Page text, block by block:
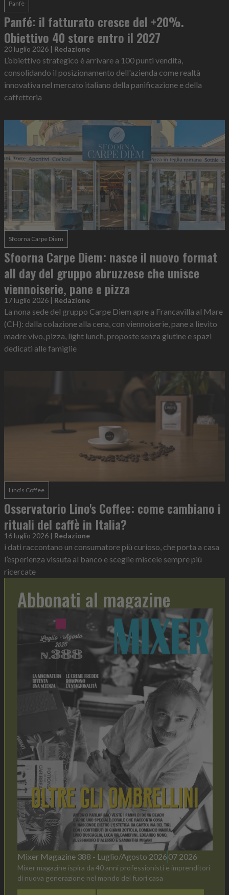
Panfè
Panfé: il fatturato cresce del +20%.
Obiettivo 40 store entro il 2027
20 luglio 2026 | Redazione
L’obiettivo strategico è arrivare a 100 punti vendita,
consolidando il posizionamento dell'azienda come realtà
innovativa nel mercato italiano della panificazione e della
caffetteria
Sfoorna Carpe Diem
Sfoorna Carpe Diem: nasce il nuovo format
all day del gruppo abruzzese che unisce
viennoiserie, pane e pizza
17 luglio 2026 | Redazione
La nona sede del gruppo Carpe Diem apre a Francavilla al Mare
(CH): dalla colazione alla cena, con viennoiserie, pane a lievito
madre vivo, pizza, light lunch, proposte senza glutine e spazi
dedicati alle famiglie
Lino's Coffee
Osservatorio Lino's Coffee: come cambiano i
rituali del caffè in Italia?
16 luglio 2026 | Redazione
i dati raccontano un consumatore più curioso, che porta a casa
l’esperienza vissuta al banco e sceglie miscele sempre più
ricercate
Abbonati al magazine
Mixer Magazine 388 - Luglio/Agosto 2026 07 2026
Mixer magazine ispira da 40 anni professionisti e imprenditori
di nuova generazione nel mondo del fuori casa